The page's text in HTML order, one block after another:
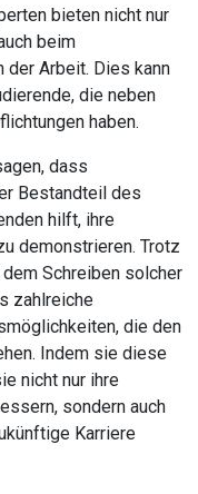
bieten nicht nur
beim
der Arbeit. Dies kann
die neben
haben.
dass
Bestandteil des
hilft, ihre
demonstrieren. Trotz
Schreiben solcher
zahlreiche
die den
Indem sie diese
nicht nur ihre
sondern auch
Karriere